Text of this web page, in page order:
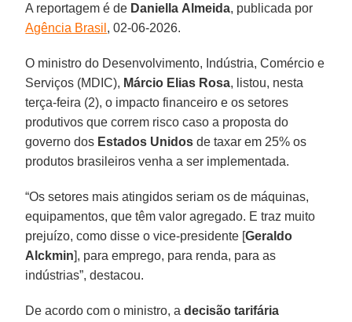
A reportagem é de Daniella Almeida, publicada por
Agência Brasil , 02-06-2026.
O ministro do Desenvolvimento, Indústria, Comércio e
Serviços (MDIC), Márcio Elias Rosa, listou, nesta
terça-feira (2), o impacto financeiro e os setores
produtivos que correm risco caso a proposta do
governo dos Estados Unidos de taxar em 25% os
produtos brasileiros venha a ser implementada.
“Os setores mais atingidos seriam os de máquinas,
equipamentos, que têm valor agregado. E traz muito
prejuízo, como disse o vice-presidente [Geraldo
Alckmin], para emprego, para renda, para as
indústrias”, destacou.
De acordo com o ministro, adecisão tarifária